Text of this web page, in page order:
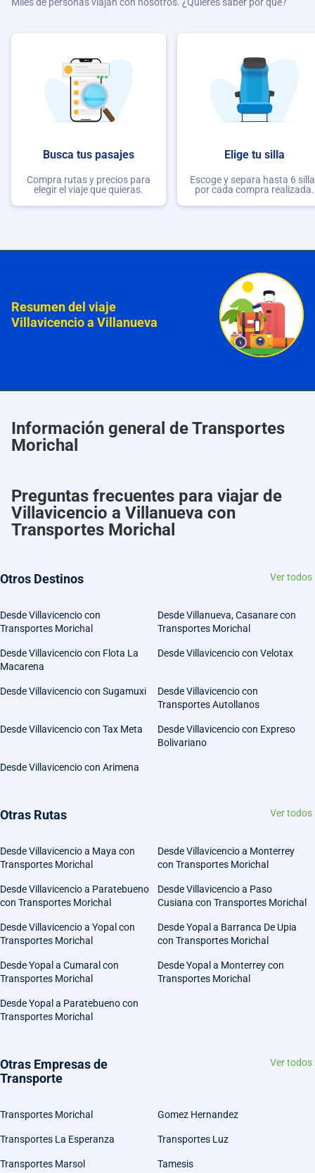
Busca tus pasajes
Compra rutas y precios para
elegir el viaje que quieras.
Elige tu silla
Escoge y separa hasta 6
por cada compra realizada.
Resumen del viaje
Villavicencio a Villanueva
Información general de Transportes
Morichal
Preguntas frecuentes para viajar de
Villavicencio a Villanueva con
Transportes Morichal
Otros Destinos Ver todos
Desde Villavicencio con
Transportes Morichal
Desde Villanueva, Casanare con
Transportes Morichal
Desde Villavicencio con Flota La
Macarena
Desde Villavicencio con Velotax
Desde Villavicencio con Sugamuxi
Desde Villavicencio con
Transportes Autollanos
Desde Villavicencio con Tax Meta
Desde Villavicencio con Expreso
Bolivariano
Desde Villavicencio con Arimena
Otras Rutas Ver todos
Desde Villavicencio a Maya con
Transportes Morichal
Desde Villavicencio a Monterrey
con Transportes Morichal
Desde Villavicencio a Paratebueno
con Transportes Morichal
Desde Villavicencio a Paso
Cusiana con Transportes Morichal
Desde Villavicencio a Yopal con
Transportes Morichal
Desde Yopal a Barranca De Upia
con Transportes Morichal
Desde Yopal a Cumaral con
Transportes Morichal
Desde Yopal a Monterrey con
Transportes Morichal
Desde Yopal a Paratebueno con
Transportes Morichal
Otras Empresas de
Transporte
Ver todos
Transportes Morichal Gomez Hernandez
Transportes La Esperanza Transportes Luz
Transportes Marsol Tamesis